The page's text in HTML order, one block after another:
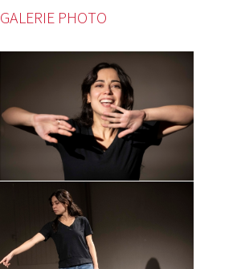
GALERIE PHOTO